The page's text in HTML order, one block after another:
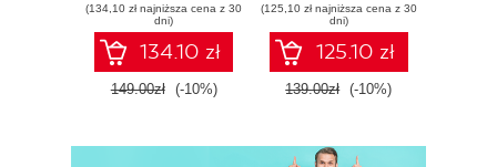
threat response -
Fourth Edition
(134,10 zł najniższa cena z 30
dni)
134.10 zł
149.00zł (-10%)
Tools, and
Microsoft Fabric -
Fourth Edition
(125,10 zł najniższa cena z 30
dni)
125.10 zł
139.00zł (-10%)